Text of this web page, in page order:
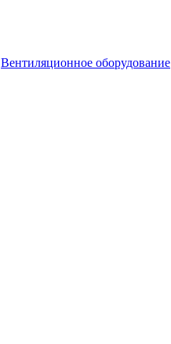
Вентиляционное оборудование